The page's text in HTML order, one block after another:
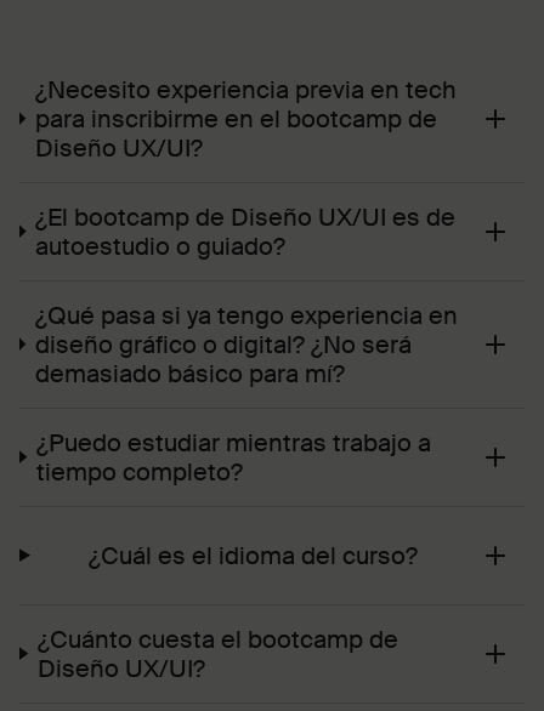
¿Necesito experiencia previa en tech
para inscribirme en el bootcamp de
Diseño UX/UI?
¿El bootcamp de Diseño UX/UI es de
autoestudio o guiado?
¿Qué pasa si ya tengo experiencia en
diseño gráfico o digital? ¿No será
demasiado básico para mí?
¿Puedo estudiar mientras trabajo a
tiempo completo?
¿Cuál es el idioma del curso?
¿Cuánto cuesta el bootcamp de
Diseño UX/UI?